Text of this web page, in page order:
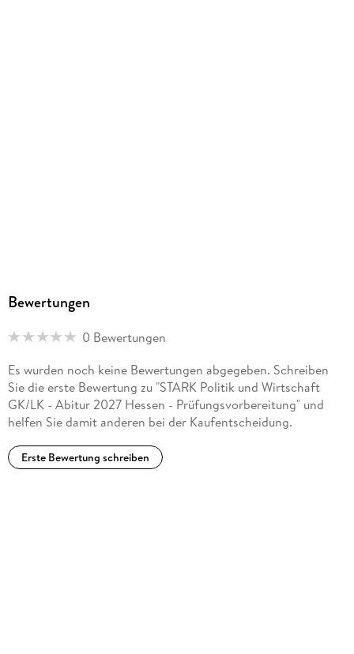
Bewertungen
0 Bewertungen
Es wurden noch keine Bewertungen abgegeben. Schreiben
Sie die erste Bewertung zu "STARK Politik und Wirtschaft
GK/LK - Abitur 2027 Hessen - Prüfungsvorbereitung" und
helfen Sie damit anderen bei der Kaufentscheidung.
Erste Bewertung schreiben